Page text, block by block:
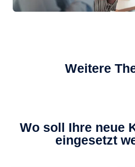
Weitere
Wo soll Ihre neue
eingesetzt